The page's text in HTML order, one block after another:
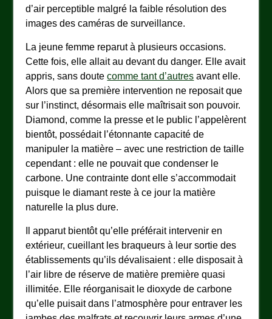
d’air perceptible malgré la faible résolution des
images des caméras de surveillance.
La jeune femme reparut à plusieurs occasions.
Cette fois, elle allait au devant du danger. Elle avait
appris, sans doutecomme tant d’autres avant elle.
Alors que sa première intervention ne reposait que
sur l’instinct, désormais elle maîtrisait son pouvoir.
Diamond, comme la presse et le public l’appelèrent
bientôt, possédait l’étonnante capacité de
manipuler la matière – avec une restriction de taille
cependant : elle ne pouvait que condenser le
carbone. Une contrainte dont elle s’accommodait
puisque le diamant reste à ce jour la matière
naturelle la plus dure.
Il apparut bientôt qu’elle préférait intervenir en
extérieur, cueillant les braqueurs à leur sortie des
établissements qu’ils dévalisaient : elle disposait à
l’air libre de réserve de matière première quasi
illimitée. Elle réorganisait le dioxyde de carbone
qu’elle puisait dans l’atmosphère pour entraver les